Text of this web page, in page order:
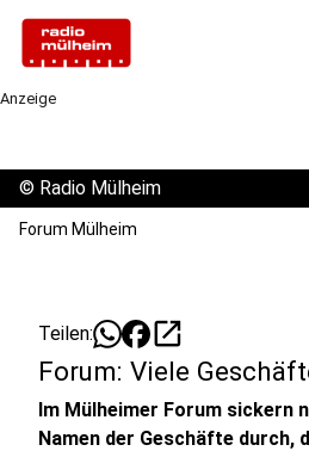
Anzeige
© Radio Mülheim
Forum Mülheim
Teilen: open_in_new
Forum: Viele
Im Mülheimer Forum sickern
Namen der Geschäfte durch,